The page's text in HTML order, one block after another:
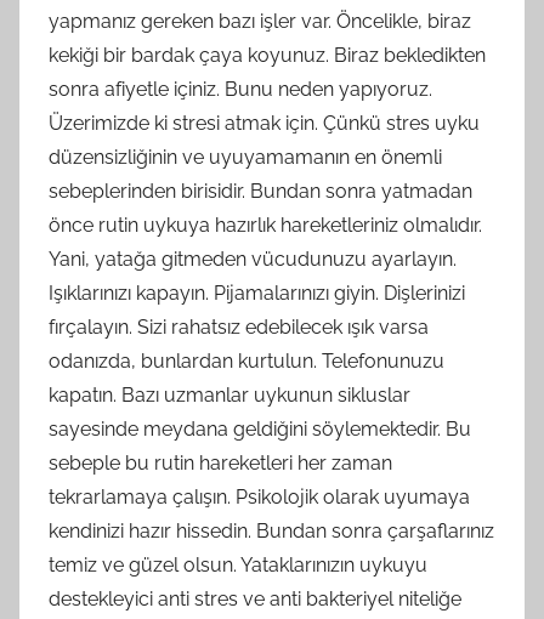
yapmanız gereken bazı işler var. Öncelikle, biraz
kekiği bir bardak çaya koyunuz. Biraz bekledikten
sonra afiyetle içiniz. Bunu neden yapıyoruz.
Üzerimizde ki stresi atmak için. Çünkü stres uyku
düzensizliğinin ve uyuyamamanın en önemli
sebeplerinden birisidir. Bundan sonra yatmadan
önce rutin uykuya hazırlık hareketleriniz olmalıdır.
Yani, yatağa gitmeden vücudunuzu ayarlayın.
Işıklarınızı kapayın. Pijamalarınızı giyin. Dişlerinizi
fırçalayın. Sizi rahatsız edebilecek ışık varsa
odanızda, bunlardan kurtulun. Telefonunuzu
kapatın. Bazı uzmanlar uykunun sikluslar
sayesinde meydana geldiğini söylemektedir. Bu
sebeple bu rutin hareketleri her zaman
tekrarlamaya çalışın. Psikolojik olarak uyumaya
kendinizi hazır hissedin. Bundan sonra çarşaflarınız
temiz ve güzel olsun. Yataklarınızın uykuyu
destekleyici anti stres ve anti bakteriyel niteliğe